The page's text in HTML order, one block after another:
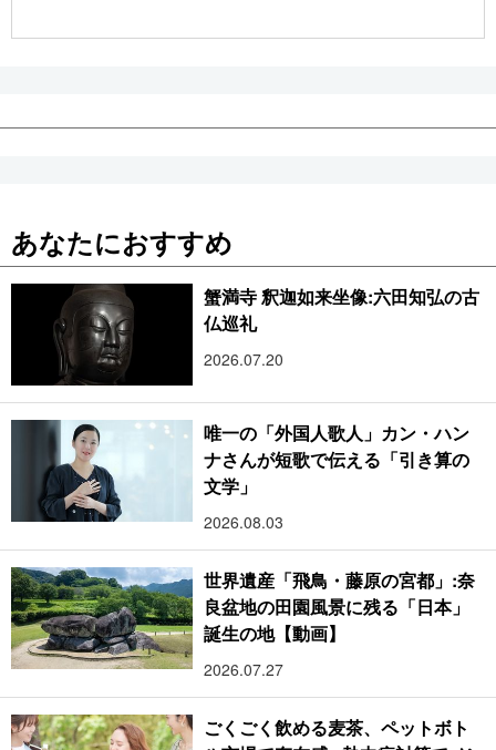
あなたにおすすめ
蟹満寺 釈迦如来坐像:六田知弘の古
仏巡礼
2026.07.20
唯一の「外国人歌人」カン・ハン
ナさんが短歌で伝える「引き算の
文学」
2026.08.03
世界遺産「飛鳥・藤原の宮都」:奈
良盆地の田園風景に残る「日本」
誕生の地【動画】
2026.07.27
ごくごく飲める麦茶、ペットボト